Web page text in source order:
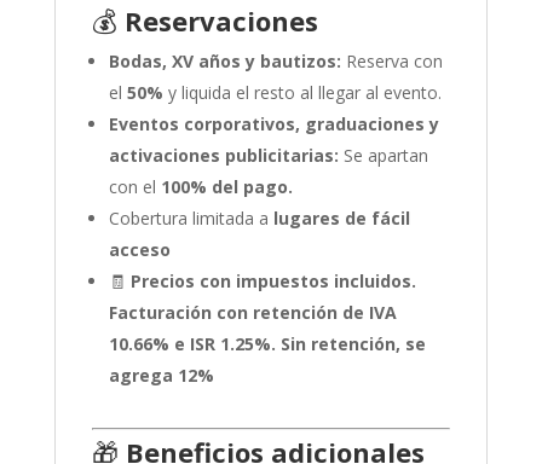
💰 Reservaciones
Bodas, XV años y bautizos: Reserva con
el 50% y liquida el resto al llegar al evento.
Eventos corporativos, graduaciones y
activaciones publicitarias: Se apartan
con el 100% del pago.
Cobertura limitada a lugares de fácil
acceso
🧾 Precios con impuestos incluidos.
Facturación con retención de IVA
10.66% e ISR 1.25%. Sin retención, se
agrega 12%
🎁 Beneficios adicionales